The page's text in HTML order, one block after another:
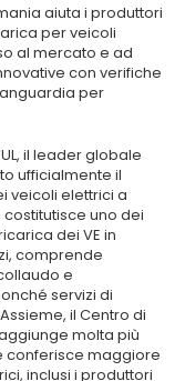
aiuta i produttori
per veicoli
al mercato e ad
con verifiche
per
UL, il leader globale
ufficialmente il
veicoli elettrici a
uno dei
dei VE in
comprende
e
servizi di
il Centro di
molta più
conferisce maggiore
inclusi i produttori